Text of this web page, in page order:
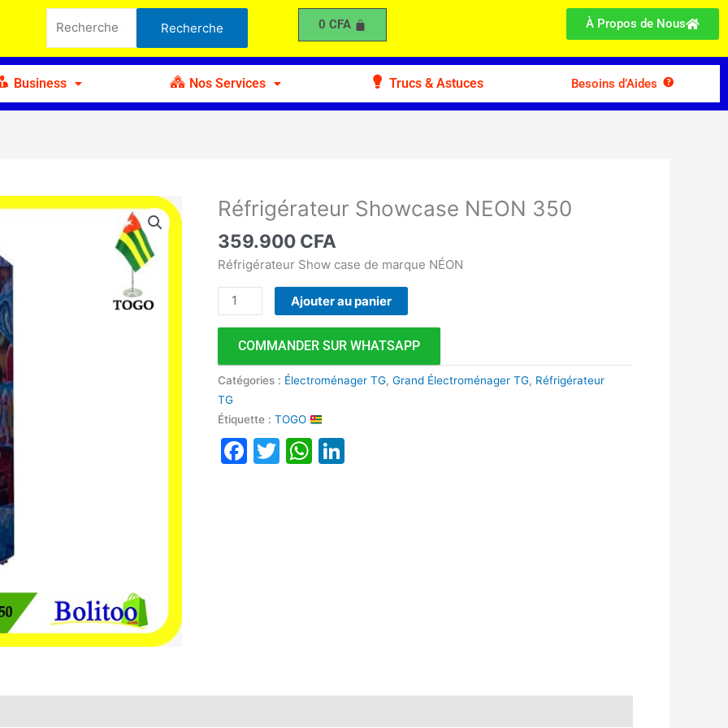
pour :
Recherche 0 CFA À Propos de Nous
Business Nos Services Trucs & Astuces Besoins d’Aides
Réfrigérateur Showcase NEON 350
359.900 CFA
Réfrigérateur Show case de marque NÉON
quantité
Réfrigérateur
Showcase
350
Ajouter au panier
COMMANDER SUR WHATSAPP
Catégories : Électroménager TG,Grand Électroménager TG, Réfrigérateur
TG
Étiquette :TOGO
Facebook
TwitterWhatsApp
Showcase